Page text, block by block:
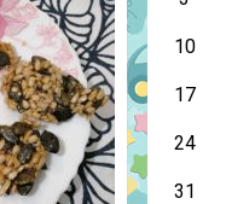
10
17
24
31